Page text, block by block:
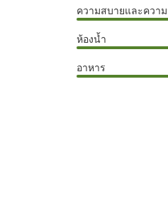
ความสบายและควา
ห้องน้ำ
อาหาร